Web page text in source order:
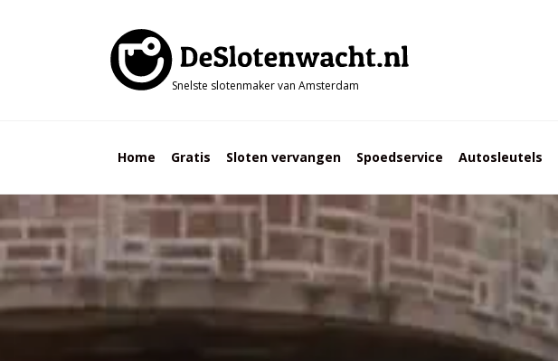
Snelste slotenmaker van Amsterdam
Home Gratis Sloten vervangen Spoedservice Autosleutels